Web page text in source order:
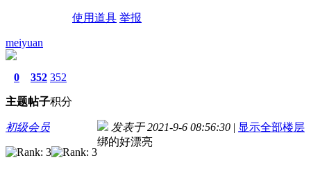
使用道具 举报
meiyuan
0
主题
352
帖子
352
积分
初级会员 发表于 2021-9-6 08:56:30 | 显示全部楼层
绑的好漂亮